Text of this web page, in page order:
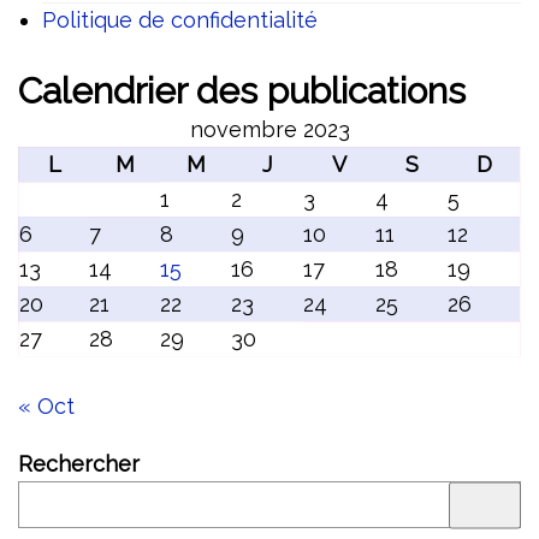
Politique de confidentialité
Calendrier des publications
novembre 2023
L
M M J V S
D
1
2 3 4
5
6
7 8 9 10 11
12
13
14 15 16 17 18
19
20
21 22 23 24 25
26
27
28 29 30
« Oct
Rechercher